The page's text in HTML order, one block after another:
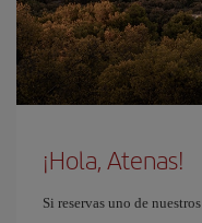
¡Hola, Atenas!
Si reservas uno de nuestros